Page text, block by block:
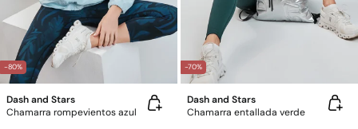
-80%
Dash and Stars
Chamarra rompevientos azul
-70%
Dash and Stars
Chamarra entallada verde